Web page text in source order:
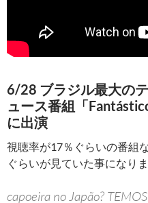
6/28 ブラジル最大の
ュース番組「
に出演
視聴率が17％ぐらいの番組
ぐらいが見ていた事になりま
capoeira no Japão?